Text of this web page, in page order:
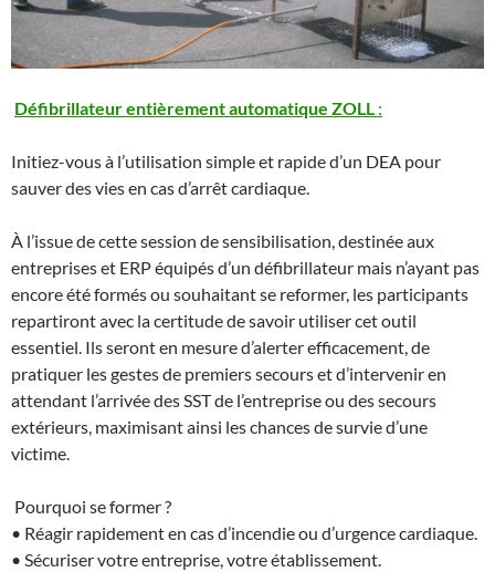
Défibrillateur entièrement automatique ZOLL :
Initiez-vous à l’utilisation simple et rapide d’un DEA pour
sauver des vies en cas d’arrêt cardiaque.
À l’issue de cette session de sensibilisation, destinée aux
entreprises et ERP équipés d’un défibrillateur mais n’ayant pas
encore été formés ou souhaitant se reformer, les participants
repartiront avec la certitude de savoir utiliser cet outil
essentiel. Ils seront en mesure d’alerter efficacement, de
pratiquer les gestes de premiers secours et d’intervenir en
attendant l’arrivée des SST de l’entreprise ou des secours
extérieurs, maximisant ainsi les chances de survie d’une
victime.
Pourquoi se former ?
• Réagir rapidement en cas d’incendie ou d’urgence cardiaque.
• Sécuriser votre entreprise, votre établissement.